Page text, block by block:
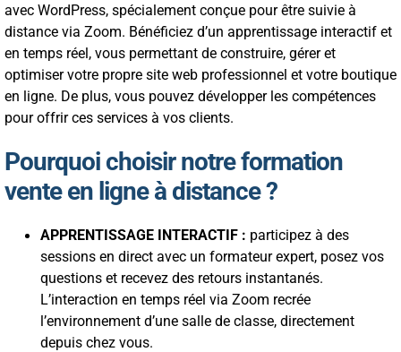
avec WordPress, spécialement conçue pour être suivie à
distance via Zoom. Bénéficiez d’un apprentissage interactif et
en temps réel, vous permettant de construire, gérer et
optimiser votre propre site web professionnel et votre boutique
en ligne. De plus, vous pouvez développer les compétences
pour offrir ces services à vos clients.
Pourquoi choisir notre formation
vente en ligne à distance ?
APPRENTISSAGE INTERACTIF : participez à des
sessions en direct avec un formateur expert, posez vos
questions et recevez des retours instantanés.
L’interaction en temps réel via Zoom recrée
l’environnement d’une salle de classe, directement
depuis chez vous.